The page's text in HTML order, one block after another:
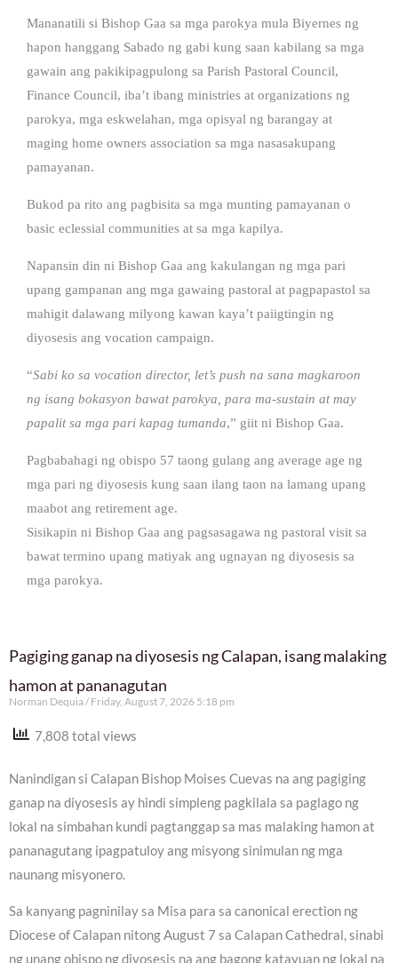
Mananatili si Bishop Gaa sa mga parokya mula Biyernes ng
hapon hanggang Sabado ng gabi kung saan kabilang sa mga
gawain ang pakikipagpulong sa Parish Pastoral Council,
Finance Council, iba’t ibang ministries at organizations ng
parokya, mga eskwelahan, mga opisyal ng barangay at
maging home owners association sa mga nasasakupang
pamayanan.
Bukod pa rito ang pagbisita sa mga munting pamayanan o
basic eclessial communities at sa mga kapilya.
Napansin din ni Bishop Gaa ang kakulangan ng mga pari
upang gampanan ang mga gawaing pastoral at pagpapastol sa
mahigit dalawang milyong kawan kaya’t paiigtingin ng
diyosesis ang vocation campaign.
“Sabi ko sa vocation director, let’s push na sana magkaroon
ng isang bokasyon bawat parokya, para ma-sustain at may
papalit sa mga pari kapag tumanda,” giit ni Bishop Gaa.
Pagbabahagi ng obispo 57 taong gulang ang average age ng
mga pari ng diyosesis kung saan ilang taon na lamang upang
maabot ang retirement age.
Sisikapin ni Bishop Gaa ang pagsasagawa ng pastoral visit sa
bawat termino upang matiyak ang ugnayan ng diyosesis sa
mga parokya.
Pagiging ganap na diyosesis ng Calapan, isang malaking
hamon at pananagutan
Norman Dequia Friday, August 7, 2026 5:18 pm
7,808 total views
Nanindigan si Calapan Bishop Moises Cuevas na ang pagiging
ganap na diyosesis ay hindi simpleng pagkilala sa paglago ng
lokal na simbahan kundi pagtanggap sa mas malaking hamon at
pananagutang ipagpatuloy ang misyong sinimulan ng mga
naunang misyonero.
Sa kanyang pagninilay sa Misa para sa canonical erection ng
Diocese of Calapan nitong August 7 sa Calapan Cathedral, sinabi
ng unang obispo ng diyosesis na ang bagong katayuan ng lokal na